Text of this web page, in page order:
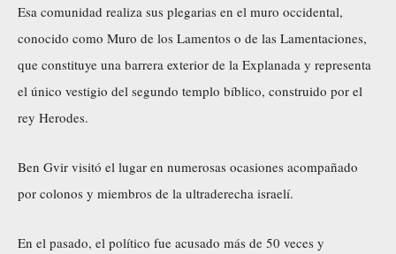
Esa comunidad realiza sus plegarias en el muro occidental,
conocido como Muro de los Lamentos o de las Lamentaciones,
que constituye una barrera exterior de la Explanada y representa
el único vestigio del segundo templo bíblico, construido por el
rey Herodes.
Ben Gvir visitó el lugar en numerosas ocasiones acompañado
por colonos y miembros de la ultraderecha israelí.
En el pasado, el político fue acusado más de 50 veces y